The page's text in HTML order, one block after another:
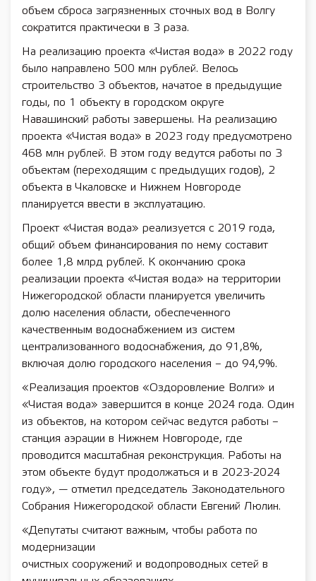
объем сброса загрязненных сточных вод в Волгу
сократится практически в 3 раза.
На реализацию проекта «Чистая вода» в 2022 году
было направлено 500 млн рублей. Велось
строительство 3 объектов, начатое в предыдущие
годы, по 1 объекту в городском округе
Навашинский работы завершены. На реализацию
проекта «Чистая вода» в 2023 году предусмотрено
468 млн рублей. В этом году ведутся работы по 3
объектам (переходящим с предыдущих годов), 2
объекта в Чкаловске и Нижнем Новгороде
планируется ввести в эксплуатацию.
Проект «Чистая вода» реализуется с 2019 года,
общий объем финансирования по нему составит
более 1,8 млрд рублей. К окончанию срока
реализации проекта «Чистая вода» на территории
Нижегородской области планируется увеличить
долю населения области, обеспеченного
качественным водоснабжением из систем
централизованного водоснабжения, до 91,8%,
включая долю городского населения – до 94,9%.
«Реализация проектов «Оздоровление Волги» и
«Чистая вода» завершится в конце 2024 года. Один
из объектов, на котором сейчас ведутся работы –
станция аэрации в Нижнем Новгороде, где
проводится масштабная реконструкция. Работы на
этом объекте будут продолжаться и в 2023-2024
году», — отметил председатель Законодательного
Собрания Нижегородской области Евгений Люлин.
«Депутаты считают важным, чтобы работа по
модернизации
очистных сооружений и водопроводных сетей в